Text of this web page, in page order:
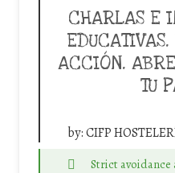
CHARLAS E
ACCIÓN.
TU
by:CIFP
Strict